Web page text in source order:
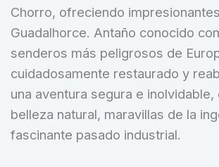
Chorro, ofreciendo
Guadalhorce. Antaño conocido
senderos más peligrosos de
cuidadosamente restaurado y
una aventura segura e inolvidable,
belleza natural, maravillas de la
fascinante pasado industrial.